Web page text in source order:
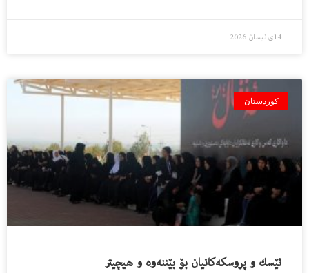
14ی نیسان 2026
کوردستان
ئێسك و پروسكەكانیان بۆ بێننەوە و هیچیتر